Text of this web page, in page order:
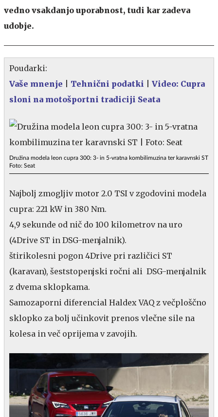
vedno vsakdanjo uporabnost, tudi kar zadeva
udobje.
Poudarki:
Vaše mnenje
Tehnični podatki
Video: Cupra
sloni na motošportni tradiciji Seata
Družina modela leon cupra 300: 3- in 5-vratna kombilimuzina ter karavnski ST
Foto: Seat
Najbolj zmogljiv motor 2.0 TSI v zgodovini modela
cupra: 221 kW in 380 Nm.
4,9 sekunde od nič do 100 kilometrov na uro
(4Drive ST in DSG-menjalnik).
štirikolesni pogon 4Drive pri različici ST
(karavan), šeststopenjski ročni ali DSG-menjalnik
z dvema sklopkama.
Samozaporni diferencial Haldex VAQ z večploščno
sklopko za bolj učinkovit prenos vlečne sile na
kolesa in več oprijema v zavojih.